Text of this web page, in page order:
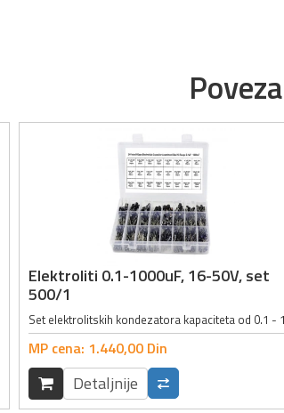
Elektroliti 0.1-1000uF, 16-50V, set
500/1
MP cena: 1.440,00 Din
Detaljnije